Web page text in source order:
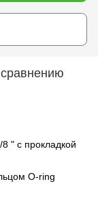
" с прокладкой
O-ring